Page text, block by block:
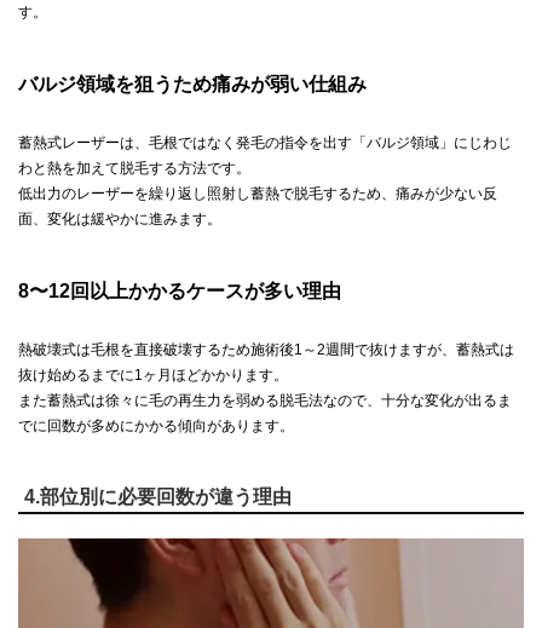
す。
バルジ領域を狙うため痛みが弱い仕組み
蓄熱式レーザーは、毛根ではなく発毛の指令を出す「バルジ領域」にじわじ
わと熱を加えて脱毛する方法です。
低出力のレーザーを繰り返し照射し蓄熱で脱毛するため、痛みが少ない反
面、変化は緩やかに進みます。
8〜12回以上かかるケースが多い理由
熱破壊式は毛根を直接破壊するため施術後1～2週間で抜けますが、蓄熱式は
抜け始めるまでに1ヶ月ほどかかります。
また蓄熱式は徐々に毛の再生力を弱める脱毛法なので、十分な変化が出るま
でに回数が多めにかかる傾向があります。
4.部位別に必要回数が違う理由